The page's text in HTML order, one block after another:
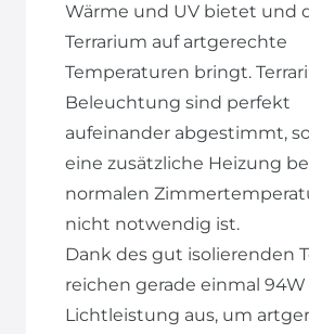
Wärme und UV bietet und
Terrarium auf artgerechte
Temperaturen bringt.
Beleuchtung sind perfekt
aufeinander abgestimmt,
eine zusätzliche Heizung
normalen
nicht notwendig ist.
Dank des gut isolierenden
reichen gerade einmal 94W
Lichtleistung aus, um